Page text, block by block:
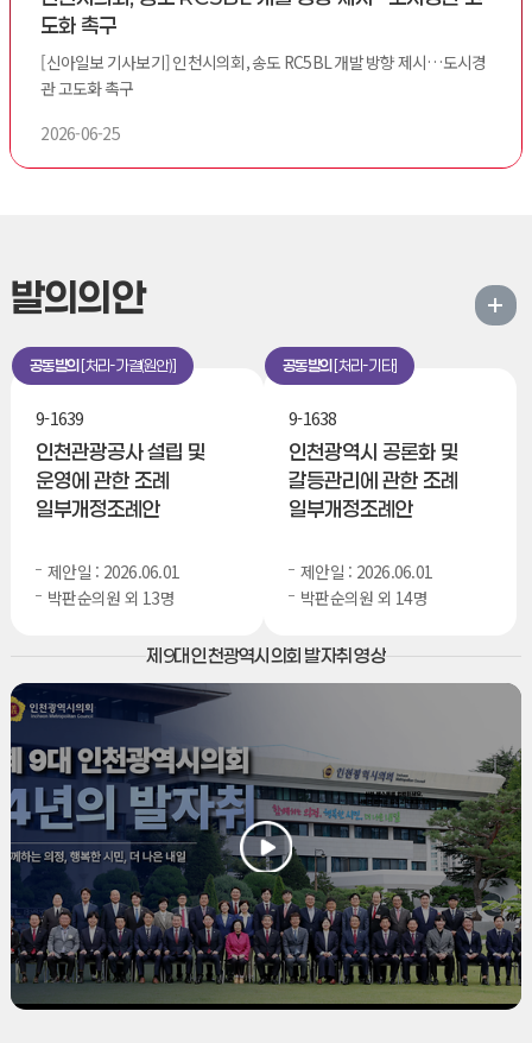
도화 촉구
[신아일보 기사보기] 인천시의회, 송도 RC5BL 개발 방향 제시…도시경
관 고도화 촉구
2026-06-25
발의의안
공동발의 처리-가결(원안)
9-1639
인천관광공사 설립 및
운영에 관한 조례
일부개정조례안
제안일 : 2026.06.01
박판순의원 외 13명
공동발의 처리-기타
9-1638
인천광역시 공론화 및
갈등관리에 관한 조례
일부개정조례안
제안일 : 2026.06.01
박판순의원 외 14명
제9대 인천광역시의회 발자취 영상